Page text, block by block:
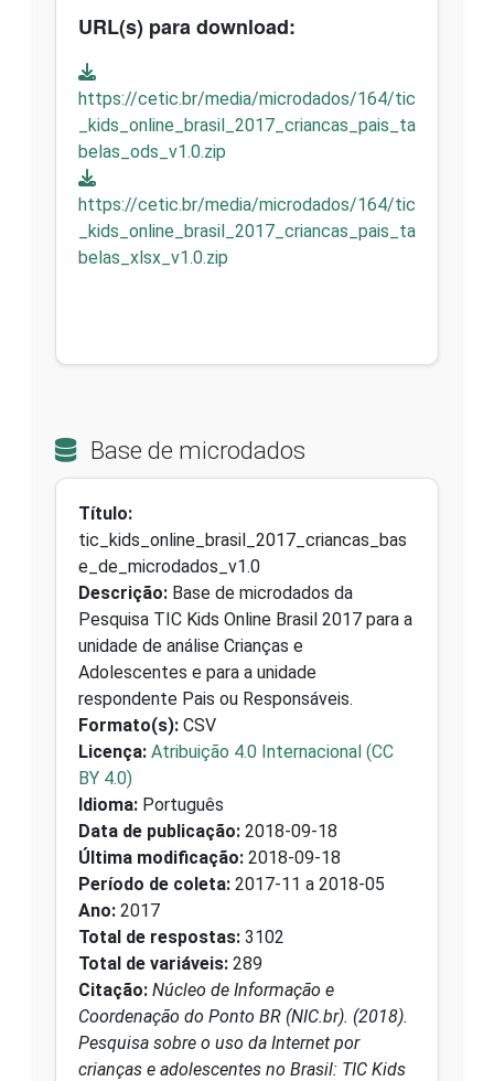
URL(s) para download:
https://cetic.br/media/microdados/164/tic
_kids_online_brasil_2017_criancas_pais_ta
belas_ods_v1.0.zip
https://cetic.br/media/microdados/164/tic
_kids_online_brasil_2017_criancas_pais_ta
belas_xlsx_v1.0.zip
Base de microdados
Título:
tic_kids_online_brasil_2017_criancas_bas
e_de_microdados_v1.0
Descrição: Base de microdados da
Pesquisa TIC Kids Online Brasil 2017 para a
unidade de análise Crianças e
Adolescentes e para a unidade
respondente Pais ou Responsáveis.
Formato(s): CSV
Licença: Atribuição 4.0 Internacional (CC
BY 4.0)
Idioma: Português
Data de publicação: 2018-09-18
Última modificação: 2018-09-18
Período de coleta: 2017-11 a 2018-05
Ano: 2017
Total de respostas: 3102
Total de variáveis: 289
Citação: Núcleo de Informação e
Coordenação do Ponto BR (NIC.br). (2018).
Pesquisa sobre o uso da Internet por
crianças e adolescentes no Brasil: TIC Kids